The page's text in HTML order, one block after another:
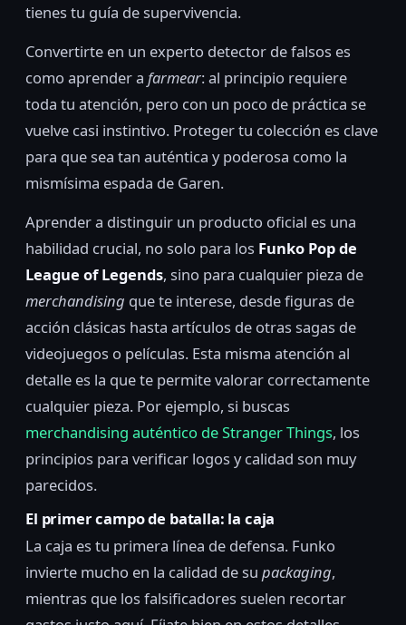
tienes tu guía de supervivencia.
Convertirte en un experto detector de falsos es
como aprender a farmear: al principio requiere
toda tu atención, pero con un poco de práctica se
vuelve casi instintivo. Proteger tu colección es clave
para que sea tan auténtica y poderosa como la
mismísima espada de Garen.
Aprender a distinguir un producto oficial es una
habilidad crucial, no solo para los Funko Pop de
League of Legends, sino para cualquier pieza de
merchandising que te interese, desde figuras de
acción clásicas hasta artículos de otras sagas de
videojuegos o películas. Esta misma atención al
detalle es la que te permite valorar correctamente
cualquier pieza. Por ejemplo, si buscas
merchandising auténtico de Stranger Things, los
principios para verificar logos y calidad son muy
parecidos.
El primer campo de batalla: la caja
La caja es tu primera línea de defensa. Funko
invierte mucho en la calidad de su packaging,
mientras que los falsificadores suelen recortar